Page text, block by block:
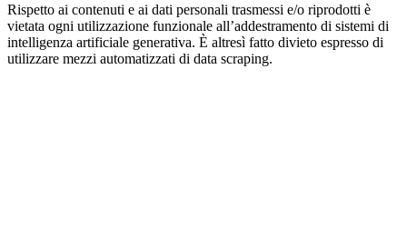
Rispetto ai contenuti e ai dati personali trasmessi e/o riprodotti è
vietata ogni utilizzazione funzionale all’addestramento di sistemi di
intelligenza artificiale generativa. È altresì fatto divieto espresso di
utilizzare mezzi automatizzati di data scraping.